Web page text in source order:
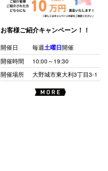
お客様ご紹介キャンペーン！！
開催日 毎週土曜日開催
開催時間
10:00～19:30
開催場所
大野城市東大利3丁目3-1